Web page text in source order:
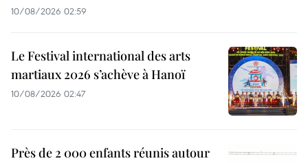
10/08/2026 02:59
Le Festival international des arts
martiaux 2026 s’achève à Hanoï
10/08/2026 02:47
Près de 2 000 enfants réunis autour